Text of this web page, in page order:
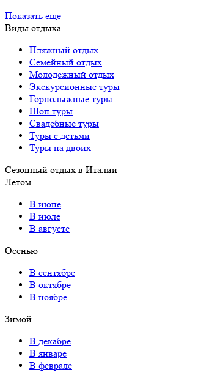
Показать еще
Виды отдыха
Пляжный отдых
Семейный отдых
Молодежный отдых
Экскурсионные туры
Горнолыжные туры
Шоп туры
Свадебные туры
Туры с детьми
Туры на двоих
Сезонный отдых в Италии
Летом
В июне
В июле
В августе
Осенью
В сентябре
В октябре
В ноябре
Зимой
В декабре
В январе
В феврале